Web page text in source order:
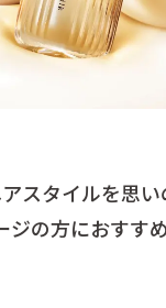
スタイルを思
ジの方におすす